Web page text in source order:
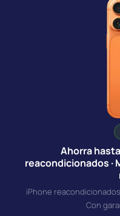
Ahorra
reacondicionados ·
iPhone
Con